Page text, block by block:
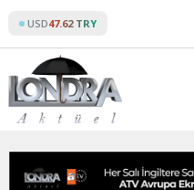
content
USD47.62 TRY